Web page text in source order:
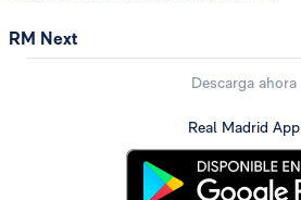
RM Next
Descarga ahora
Real Madrid App